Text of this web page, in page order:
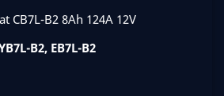
CB7L-B2 8Ah 124A 12V
B2, EB7L-B2